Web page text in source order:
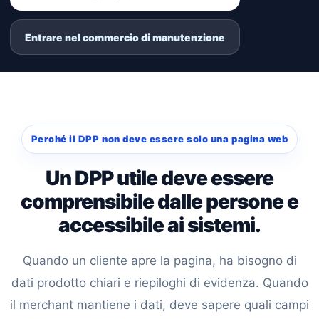
Entrare nel commercio di manutenzione
Perché il DPP non deve essere solo una pagina web
Un DPP utile deve essere
comprensibile dalle persone e
accessibile ai sistemi.
Quando un cliente apre la pagina, ha bisogno di
dati prodotto chiari e riepiloghi di evidenza. Quando
il merchant mantiene i dati, deve sapere quali campi